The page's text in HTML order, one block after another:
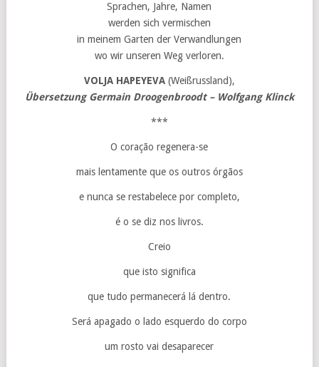
Sprachen, Jahre, Namen
werden sich vermischen
in meinem Garten der Verwandlungen
wo wir unseren Weg verloren.
VOLJA HAPEYEVA(Weißrussland),
Übersetzung Germain Droogenbroodt – Wolfgang Klinck
***
O coração regenera-se
mais lentamente que os outros órgãos
e nunca se restabelece por completo,
é o se diz nos livros.
Creio
que isto significa
que tudo permanecerá lá dentro.
Será apagado o lado esquerdo do corpo
um rosto vai desaparecer